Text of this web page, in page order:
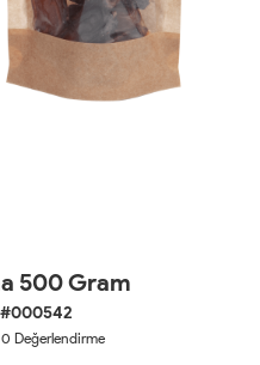
500 Gram
#000542
0 Değerlendirme